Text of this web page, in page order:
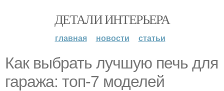
ДЕТАЛИ ИНТЕРЬЕРА
главная новости статьи
Как выбрать лучшую печь для
гаража: топ-7 моделей